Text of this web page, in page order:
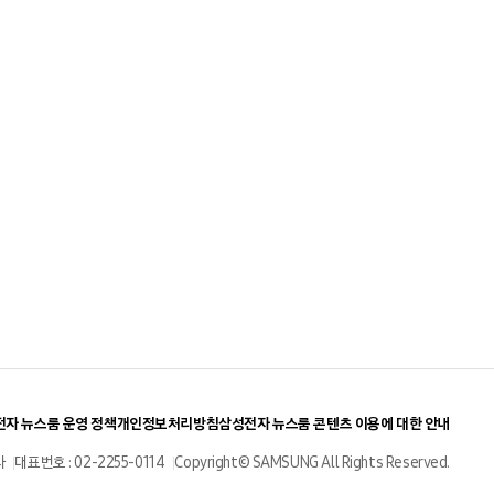
자 뉴스룸 운영 정책개인정보처리방침삼성전자 뉴스룸 콘텐츠 이용에 대한 안내
대표번호 : 02-2255-0114 Copyright© SAMSUNG All Rights Reserved.